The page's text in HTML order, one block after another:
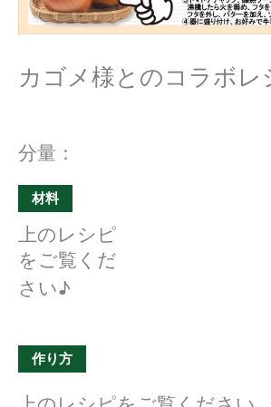
カゴメ様とのコラボ
分量：
材料
上のレシピ
をご覧くだ
さい♪
作り方